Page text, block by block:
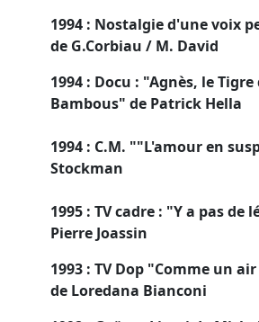
1994 : Nostalgie d'une voix
de G.Corbiau / M. David
1994 : Docu : "Agnès, le Tigre
Bambous" de Patrick Hella
1994 : C.M. ""L'amour en
Stockman
1995 : TV cadre : "Y a pas de
Pierre Joassin
1993 : TV Dop "Comme un
de Loredana Bianconi